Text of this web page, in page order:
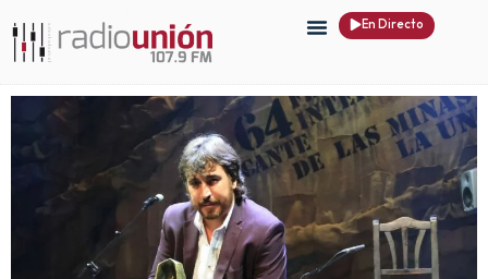
En Directo